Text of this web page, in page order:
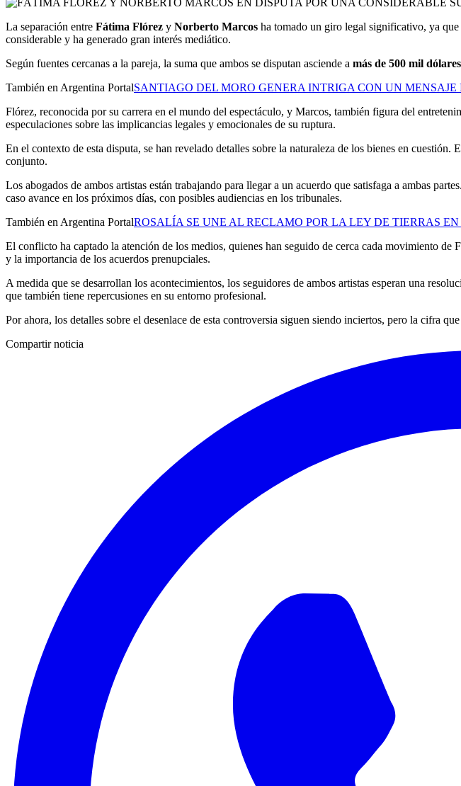
La separación entre Fátima Flórez y Norberto Marcos ha tomado un giro legal significativo, ya que
considerable y ha generado gran interés mediático.
Según fuentes cercanas a la pareja, la suma que ambos se disputan asciende a más de 500 mil dólares
También en Argentina PortalSANTIAGO DEL MORO GENERA INTRIGA CON UN
Flórez, reconocida por su carrera en el mundo del espectáculo, y Marcos, también figura del
especulaciones sobre las implicancias legales y emocionales de su ruptura.
En el contexto de esta disputa, se han revelado detalles sobre la naturaleza de los bienes en
conjunto.
Los abogados de ambos artistas están trabajando para llegar a un acuerdo que satisfaga a ambas
caso avance en los próximos días, con posibles audiencias en los tribunales.
También en Argentina PortalROSALÍA SE UNE AL RECLAMO POR LA LEY DE TIERRAS
El conflicto ha captado la atención de los medios, quienes han seguido de cerca cada movimiento
y la importancia de los acuerdos prenupciales.
A medida que se desarrollan los acontecimientos, los seguidores de ambos artistas esperan una
que también tiene repercusiones en su entorno profesional.
Por ahora, los detalles sobre el desenlace de esta controversia siguen siendo inciertos, pero la cifra
Compartir noticia